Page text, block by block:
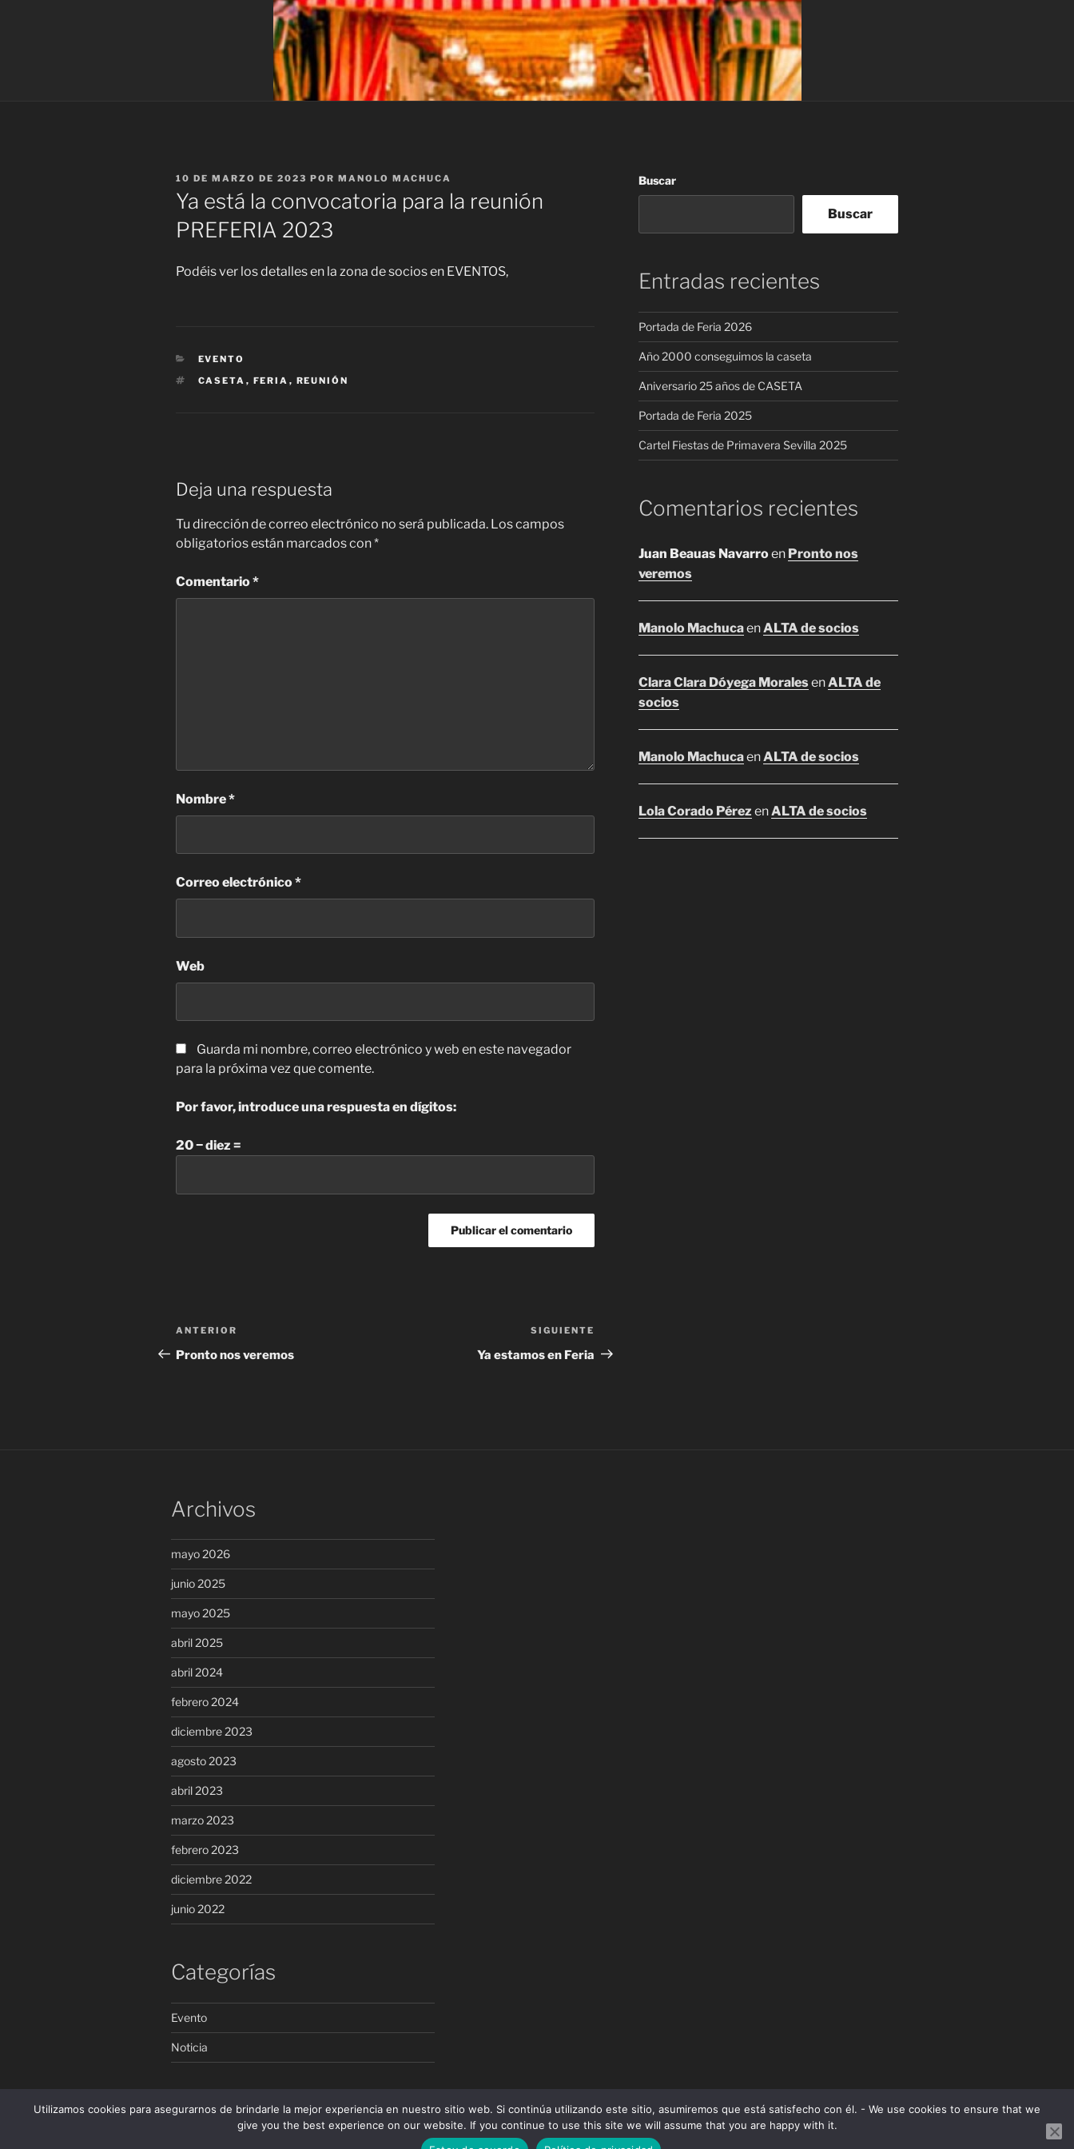
PUBLICADO
EL
10 DE MARZO DE 2023 POR MANOLO MACHUCA
Ya está la convocatoria para la reunión
PREFERIA 2023
Podéis ver los detalles en la zona de socios en EVENTOS,
CATEGORÍAS
EVENTO
ETIQUETAS
CASETA , FERIA , REUNIÓN
Deja una respuesta
Tu dirección de correo electrónico no será publicada. Los campos
obligatorios están marcados con*
Comentario*
Nombre*
Correo electrónico*
Web
Guarda mi nombre, correo electrónico y web en este navegador
para la próxima vez que comente.
Por favor, introduce una respuesta en dígitos:
20 − diez =
Navegación
de
Entrada
anterior:
ANTERIOR
Pronto nos veremos
entrada
SIGUIENTE
Ya estamos en Feria
Buscar
Buscar
Entradas recientes
Portada de Feria 2026
Año 2000 conseguimos la caseta
Aniversario 25 años de CASETA
Portada de Feria 2025
Cartel Fiestas de Primavera Sevilla 2025
Comentarios recientes
Juan Beauas Navarroen Pronto nos
veremos
Manolo MachucaenALTA de socios
Clara Clara Dóyega MoralesenALTA de
socios
Manolo MachucaenALTA de socios
Lola Corado Pérez enALTA de socios
Archivos
mayo 2026
junio 2025
mayo 2025
abril 2025
abril 2024
febrero 2024
diciembre 2023
agosto 2023
abril 2023
marzo 2023
febrero 2023
diciembre 2022
junio 2022
Categorías
Evento
Noticia
Facebooktwitter InstagramDesconectar Política de privacidad Funciona gracias a WordPress
Utilizamos cookies para asegurarnos de brindarle la mejor experiencia en nuestro sitio web. Si continúa utilizando este sitio, asumiremos que está satisfecho con él. - We use cookies to ensure that we
give you the best experience on our website. If you continue to use this site we will assume that you are happy with it.